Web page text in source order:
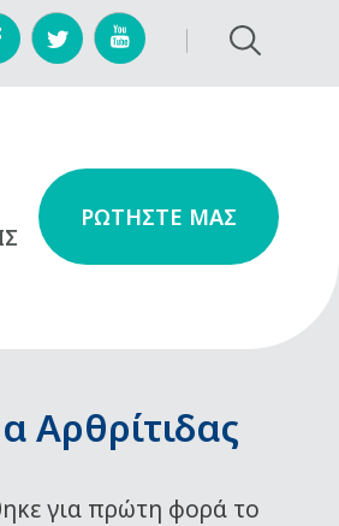
ΡΩΤΗΣΤΕ ΜΑΣ
Αρθρίτιδας
για πρώτη φορά το